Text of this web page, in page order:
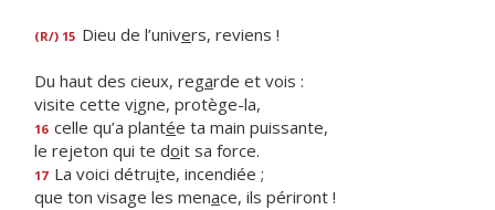
(R/) 15 Dieu de l’univers, reviens !
Du haut des cieux, regarde et vois :
visite cette vigne, protège-la,
16 celle qu’a plantée ta main puissante,
le rejeton qui te doit sa force.
17 La voici détruite, incendiée ;
que ton visage les menace, ils périront !